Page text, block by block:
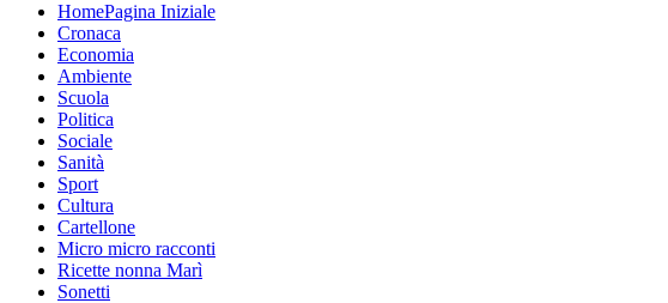
HomePagina Iniziale
Cronaca
Economia
Ambiente
Scuola
Politica
Sociale
Sanità
Sport
Cultura
Cartellone
Micro micro racconti
Ricette nonna Marì
Sonetti